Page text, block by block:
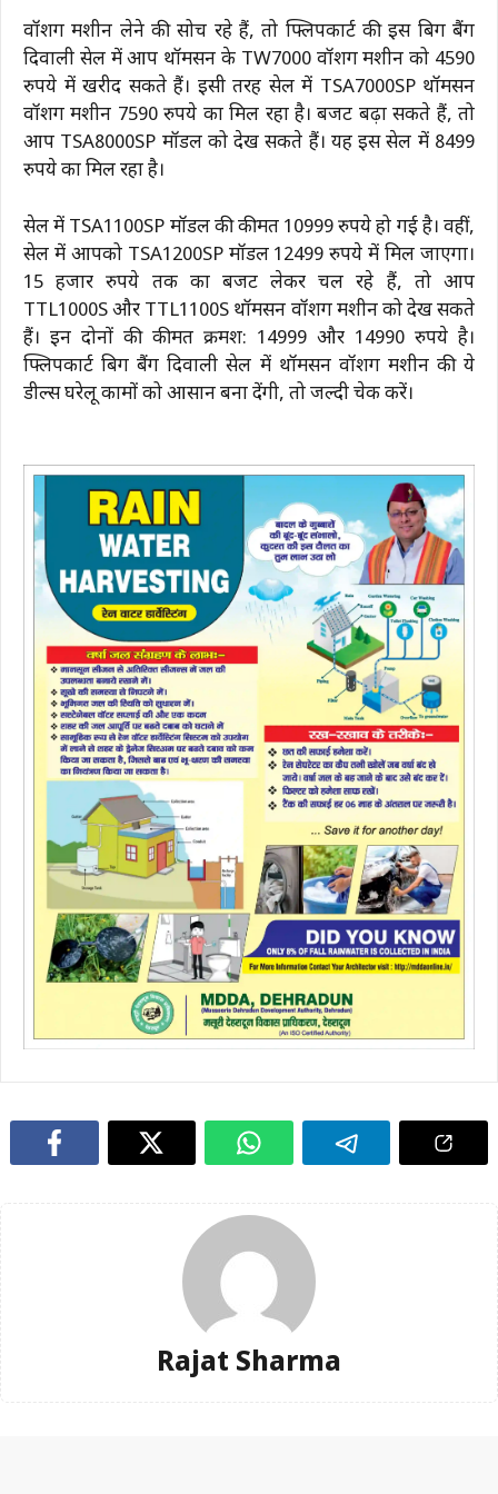
वॉशिंग मशीन लेने की सोच रहे हैं, तो फ्लिपकार्ट की इस बिग बैंग
दिवाली सेल में आप थॉमसन के TW7000 वॉशिंग मशीन को 4590
रुपये में खरीद सकते हैं। इसी तरह सेल में TSA7000SP थॉमसन
वॉशिंग मशीन 7590 रुपये का मिल रहा है। बजट बढ़ा सकते हैं, तो
आप TSA8000SP मॉडल को देख सकते हैं। यह इस सेल में 8499
रुपये का मिल रहा है।
सेल में TSA1100SP मॉडल की कीमत 10999 रुपये हो गई है। वहीं,
सेल में आपको TSA1200SP मॉडल 12499 रुपये में मिल जाएगा।
15 हजार रुपये तक का बजट लेकर चल रहे हैं, तो आप
TTL1000S और TTL1100S थॉमसन वॉशिंग मशीन को देख सकते
हैं। इन दोनों की कीमत क्रमश: 14999 और 14990 रुपये है।
फ्लिपकार्ट बिग बैंग दिवाली सेल में थॉमसन वॉशिंग मशीन की ये
डील्स घरेलू कामों को आसान बना देंगी, तो जल्दी चेक करें।
Rajat Sharma